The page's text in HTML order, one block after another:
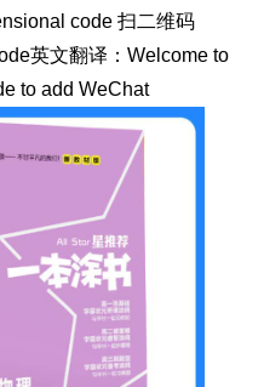
code 扫二维码
英文翻译：Welcome to
to add WeChat